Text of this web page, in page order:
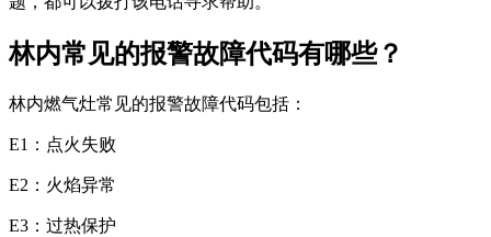
林内常见的报警故障代码有哪些？
林内燃气灶常见的报警故障代码包括：
E1：点火失败
E2：火焰异常
E3：过热保护